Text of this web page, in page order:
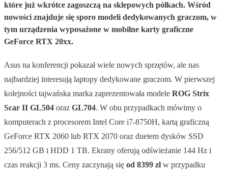
które już wkrótce zagoszczą na sklepowych półkach. Wśród
nowości znajduje się sporo modeli dedykowanych graczom, w
tym urządzenia wyposażone w mobilne karty graficzne
GeForce RTX 20xx.
Asus na konferencji pokazał wiele nowych sprzętów, ale nas
najbardziej interesują laptopy dedykowane graczom. W pierwszej
kolejności tajwańska marka zaprezentowała modele ROG Strix
Scar II GL504 oraz GL704. W obu przypadkach mówimy o
komputerach z procesorem Intel Core i7-8750H, kartą graficzną
GeForce RTX 2060 lub RTX 2070 oraz duetem dysków SSD
256/512 GB i HDD 1 TB. Ekrany oferują odświeżanie 144 Hz i
czas reakcji 3 ms. Ceny zaczynają się od 8399 złw przypadku